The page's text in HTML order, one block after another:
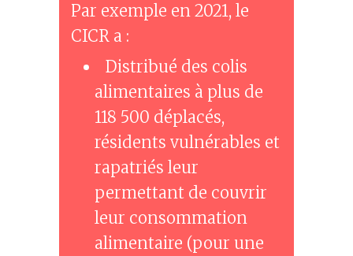
Par exemple en 2021, le
CICR a :
Distribué des colis
alimentaires à plus de
118 500 déplacés,
résidents vulnérables et
rapatriés leur
permettant de couvrir
leur consommation
alimentaire (pour une